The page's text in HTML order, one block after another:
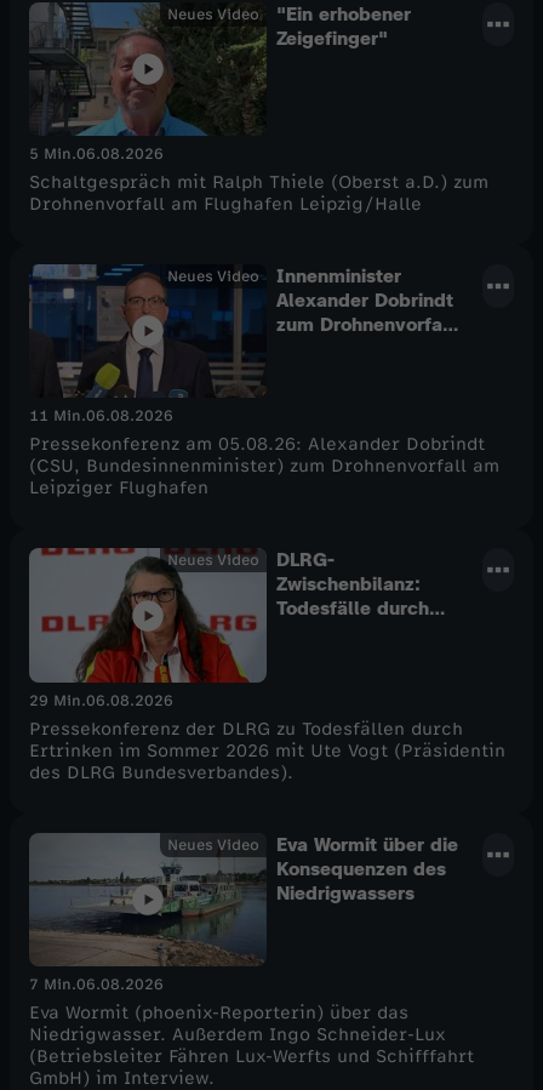
Neues Video
"Ein erhobener
Zeigefinger"
5 Min.06.08.2026
Schaltgespräch mit Ralph Thiele (Oberst a.D.) zum
Drohnenvorfall am Flughafen Leipzig/Halle
Neues Video
Innenminister
Alexander Dobrindt
zum Drohnenvorfall
11 Min.06.08.2026
Pressekonferenz am 05.08.26: Alexander Dobrindt
(CSU, Bundesinnenminister) zum Drohnenvorfall am
Leipziger Flughafen
Neues Video
DLRG-
Zwischenbilanz:
Todesfälle durch
29 Min.06.08.2026
Pressekonferenz der DLRG zu Todesfällen durch
Ertrinken im Sommer 2026 mit Ute Vogt (Präsidentin
des DLRG Bundesverbandes).
Neues Video
Eva Wormit über die
Konsequenzen des
Niedrigwassers
7 Min.06.08.2026
Eva Wormit (phoenix-Reporterin) über das
Niedrigwasser. Außerdem Ingo Schneider-Lux
(Betriebsleiter Fähren Lux-Werfts und Schifffahrt
GmbH) im Interview.